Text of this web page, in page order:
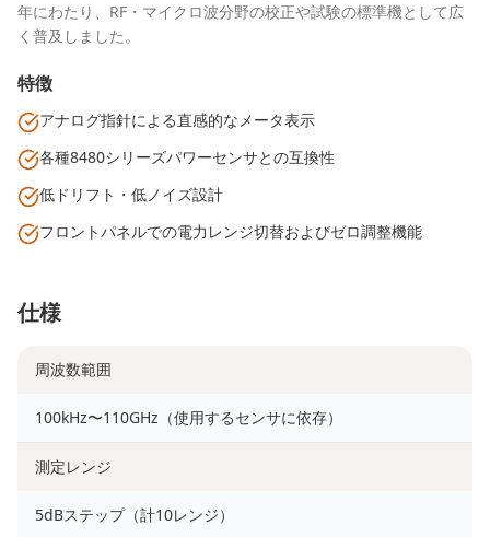
年にわたり、RF・マイクロ波分野の校正や試験の標準機として広
く普及しました。
特徴
アナログ指針による直感的なメータ表示
各種8480シリーズパワーセンサとの互換性
低ドリフト・低ノイズ設計
フロントパネルでの電力レンジ切替およびゼロ調整機能
仕様
周波数範囲
100kHz〜110GHz（使用するセンサに依存）
測定レンジ
5dBステップ（計10レンジ）